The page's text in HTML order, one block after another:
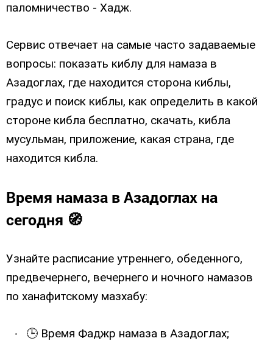
паломничество - Хадж.
Сервис отвечает на самые часто задаваемые
вопросы: показать киблу для намаза в
Азадоглах, где находится сторона киблы,
градус и поиск киблы, как определить в какой
стороне кибла бесплатно, скачать, кибла
мусульман, приложение, какая страна, где
находится кибла.
Время намаза в Азадоглах на
сегодня 🧭
Узнайте расписание утреннего, обеденного,
предвечернего, вечернего и ночного намазов
по ханафитскому мазхабу:
🕒 Время Фаджр намаза в Азадоглах;